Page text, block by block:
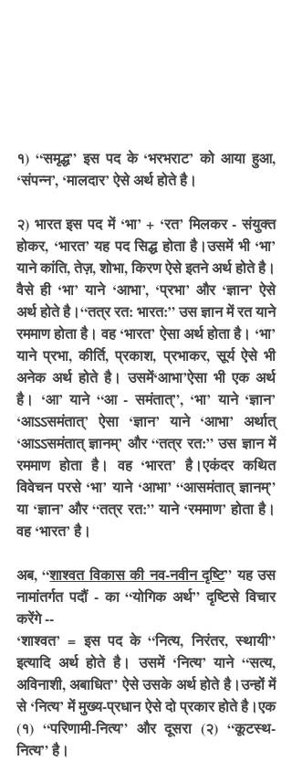
१) “समृद्ध” इस पद के ‘भरभराट’ को आया हुआ,
‘संपन्न’, ‘मालदार’ ऐसे अर्थ होते है।
२) भारत इस पद में ‘भा’ + ‘रत’ मिलकर - संयुक्त
होकर, ‘भारत’ यह पद सिद्ध होता है।उसमें भी ‘भा’
याने कांति, तेज़, शोभा, किरण ऐसे इतने अर्थ होते है।
वैसे ही ‘भा’ याने ‘आभा’, ‘प्रभा’ और ‘ज्ञान’ ऐसे
अर्थ होते है।“तत्र रत: भारत:” उस ज्ञान में रत याने
रममाण होता है। वह ‘भारत’ ऐसा अर्थ होता है। ‘भा’
याने प्रभा, कीर्ति, प्रकाश, प्रभाकर, सूर्य ऐसे भी
अनेक अर्थ होते है। उसमें‘आभा’ऐसा भी एक अर्थ
है। ‘आ’ याने “आ - समंतात्”, ‘भा’ याने ‘ज्ञान’
‘आऽऽसमंतात्’ ऐसा ‘ज्ञान’ याने ‘आभा’ अर्थात्
‘आऽऽसमंतात् ज्ञानम्’ और “तत्र रत:” उस ज्ञान में
रममाण होता है। वह ‘भारत’ है।एकंदर कथित
विवेचन परसे ‘भा’ याने ‘आभा’ “आसमंतात् ज्ञानम्”
या ‘ज्ञान’ और “तत्र रत:” याने ‘रममाण’ होता है।
वह ‘भारत’ है।
अब, “शाश्वत विकास की नव-नवीन दृष्टि” यह उस
नामांतर्गत पदौं - का “योगिक अर्थ” दृष्टिसे विचार
करेंगे --
‘शाश्वत’ = इस पद के “नित्य, निरंतर, स्थायी”
इत्यादि अर्थ होते है। उसमें ‘नित्य’ याने “सत्य,
अविनाशी, अबाधित” ऐसे उसके अर्थ होते है।उन्हों में
से ‘नित्य’ में मुख्य-प्रधान ऐसे दो प्रकार होते है।एक
(१) “परिणामी-नित्य” और दूसरा (२) “कूटस्थ-
नित्य” है।